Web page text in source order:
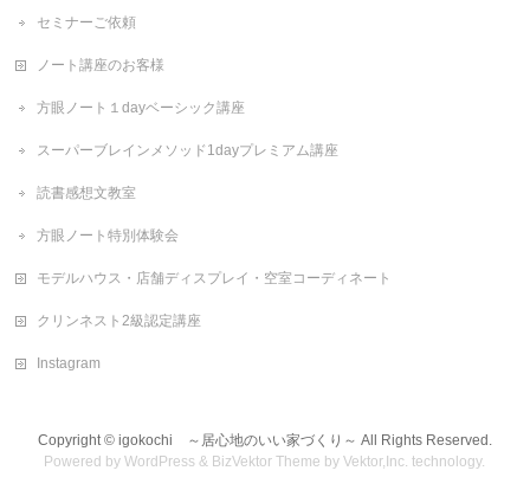
セミナーご依頼
ノート講座のお客様
方眼ノート１dayベーシック講座
スーパーブレインメソッド1dayプレミアム講座
読書感想文教室
方眼ノート特別体験会
モデルハウス・店舗ディスプレイ・空室コーディネート
クリンネスト2級認定講座
Instagram
Copyright © igokochi ～居心地のいい家づくり～ All Rights Reserved.
Powered byWordPress & BizVektor Theme byVektor,Inc. technology.